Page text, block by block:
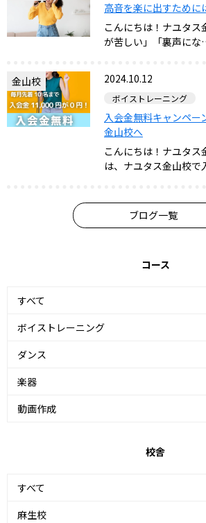
高音を楽に出すために
こんにちは！ナユタス
が苦しい」「裏声に
金山校 2024.10.12
ボイストレーニング
入会金無料キャンペー
金山校へ
こんにちは！ナユタス
は、ナユタス金山校
ブログ一覧
コース
すべて
ボイストレーニング
ダンス
楽器
動画作成
校舎
すべて
麻生校